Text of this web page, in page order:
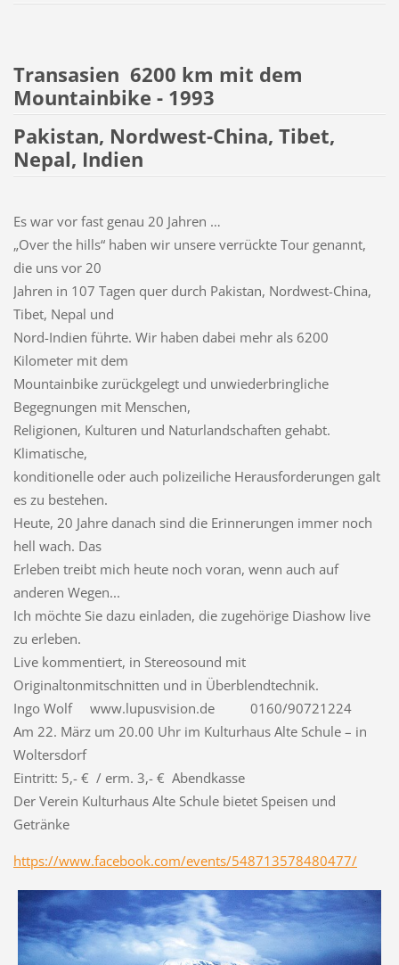
Transasien 6200 km mit dem
Mountainbike - 1993
Pakistan, Nordwest-China, Tibet,
Nepal, Indien
Es war vor fast genau 20 Jahren …
„Over the hills“ haben wir unsere verrückte Tour genannt,
die uns vor 20
Jahren in 107 Tagen quer durch Pakistan, Nordwest-China,
Tibet, Nepal und
Nord-Indien führte. Wir haben dabei mehr als 6200
Kilometer mit dem
Mountainbike zurückgelegt und unwiederbringliche
Begegnungen mit Menschen,
Religionen, Kulturen und Naturlandschaften gehabt.
Klimatische,
konditionelle oder auch polizeiliche Herausforderungen galt
es zu bestehen.
Heute, 20 Jahre danach sind die Erinnerungen immer noch
hell wach. Das
Erleben treibt mich heute noch voran, wenn auch auf
anderen Wegen...
Ich möchte Sie dazu einladen, die zugehörige Diashow live
zu erleben.
Live kommentiert, in Stereosound mit
Originaltonmitschnitten und in Überblendtechnik.
Ingo Wolf www.lupusvision.de 0160/90721224
Am 22. März um 20.00 Uhr im Kulturhaus Alte Schule – in
Woltersdorf
Eintritt: 5,- € / erm. 3,- € Abendkasse
Der Verein Kulturhaus Alte Schule bietet Speisen und
Getränke
https://www.facebook.com/events/548713578480477/